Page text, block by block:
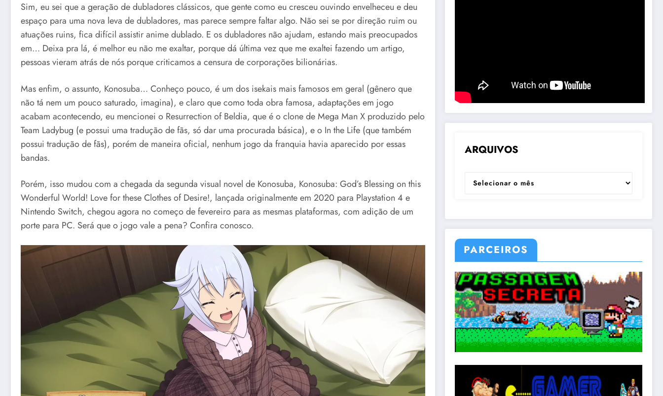
Sim, eu sei que a geração de dubladores clássicos, que gente como eu cresceu ouvindo envelheceu e deu
espaço para uma nova leva de dubladores, mas parece sempre faltar algo. Não sei se por direção ruim ou
atuações ruins, fica difícil assistir anime dublado. E os dubladores não ajudam, estando mais preocupados
em… Deixa pra lá, é melhor eu não me exaltar, porque dá última vez que me exaltei fazendo um artigo,
pessoas vieram atrás de nós porque criticamos a censura de corporações bilionárias.
Mas enfim, o assunto, Konosuba… Conheço pouco, é um dos isekais mais famosos em geral (gênero que
não tá nem um pouco saturado, imagina), e claro que como toda obra famosa, adaptações em jogo
acabam acontecendo, eu mencionei o Resurrection of Beldia, que é o clone de Mega Man X produzido pelo
Team Ladybug (e possui uma tradução de fãs, só dar uma procurada básica), e o In the Life (que também
possui tradução de fãs), porém de maneira oficial, nenhum jogo da franquia havia aparecido por essas
bandas.
Porém, isso mudou com a chegada da segunda visual novel de Konosuba, Konosuba: God’s Blessing on this
Wonderful World! Love for these Clothes of Desire!, lançada originalmente em 2020 para Playstation 4 e
Nintendo Switch, chegou agora no começo de fevereiro para as mesmas plataformas, com adição de um
porte para PC. Será que o jogo vale a pena? Confira conosco.
ARQUIVOS
ARQUIVOS
PARCEIROS